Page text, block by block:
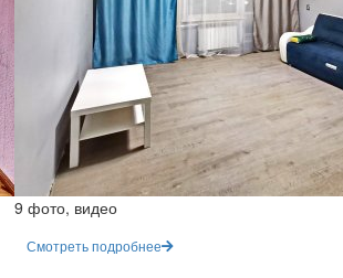
9 фото, видео
Смотреть подробнее